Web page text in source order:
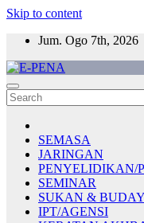
Skip to content
Jum. Ogo 7th, 2026
E-PENA
Berita Digital Terkini
SEMASA
JARINGAN
PENYELIDIKAN/
SEMINAR
SUKAN &
IPT/AGENSI